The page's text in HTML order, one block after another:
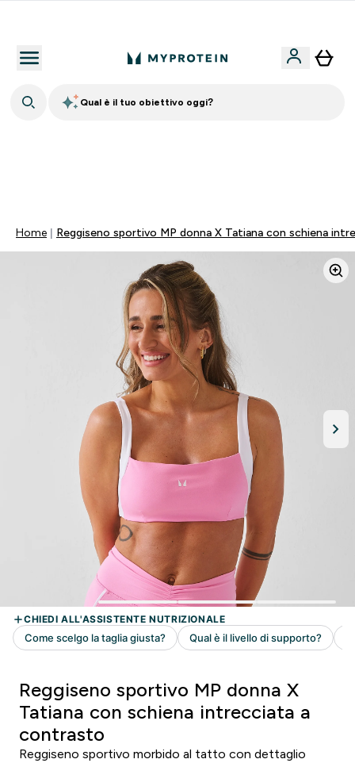
Qual è il tuo obiettivo oggi?
Home Reggiseno sportivo MP donna X Tatiana con schiena
Reggiseno sportivo MP donna X
Tatiana con schiena intrecciata a
contrasto
Reggiseno sportivo morbido al tatto con dettaglio